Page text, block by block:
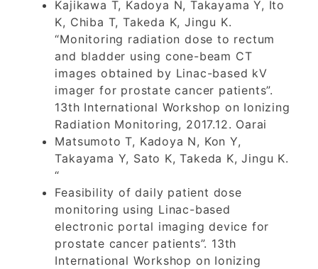
Kajikawa T, Kadoya N, Takayama Y, Ito
K, Chiba T, Takeda K, Jingu K.
“Monitoring radiation dose to rectum
and bladder using cone-beam CT
images obtained by Linac-based kV
imager for prostate cancer patients”.
13th International Workshop on Ionizing
Radiation Monitoring, 2017.12. Oarai
Matsumoto T, Kadoya N, Kon Y,
Takayama Y, Sato K, Takeda K, Jingu K.
“
Feasibility of daily patient dose
monitoring using Linac-based
electronic portal imaging device for
prostate cancer patients”. 13th
International Workshop on Ionizing